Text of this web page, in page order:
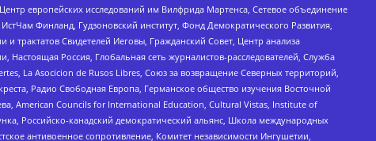
европейских исследований им Вилфрида Мартенса, Сетевое объединение
Финланд, Гудзоновский институт, Фонд Демократического Развития,
трактатов Свидетелей Иеговы, Гражданский Совет, Центр анализа
Россия, Глобальная сеть журналистов-расследователей, Служба
La Asocicion de Rusos Libres, Союз за возвращение Северных территорий,
Радио Свободная Европа, Германское общество изучения Восточной
American Councils for International Education, Cultural Vistas, Institute of
Российско-канадский демократический альянс, Школа международных
антивоенное сопротивление, Комитет независимости Ингушетии,